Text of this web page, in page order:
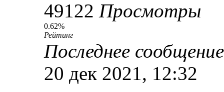
49122 Просмотры
0.62%
Рейтинг
Последнее
20 дек 2021, 12:32